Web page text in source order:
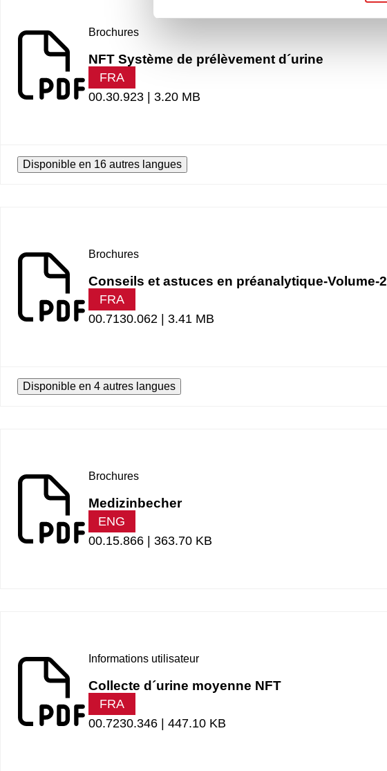
Brochures
NFT Système de prélèvement d´urine
FRA
00.30.923 | 3.20 MB
Disponible en 16 autres langues
Brochures
Conseils et astuces en préanalytique-Volume-2
FRA
00.7130.062 | 3.41 MB
Disponible en 4 autres langues
Brochures
Medizinbecher
ENG
00.15.866 | 363.70 KB
Informations utilisateur
Collecte d´urine moyenne NFT
FRA
00.7230.346 | 447.10 KB